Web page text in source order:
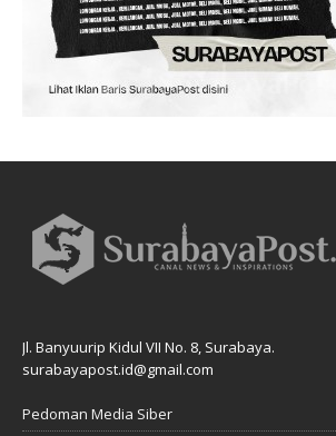
Jl. Banyuurip Kidul VII No. 8, Surabaya.
surabayapost.id@gmail.com
Pedoman Media Siber